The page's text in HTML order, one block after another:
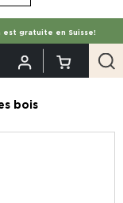
gratuite en Suisse!
bois